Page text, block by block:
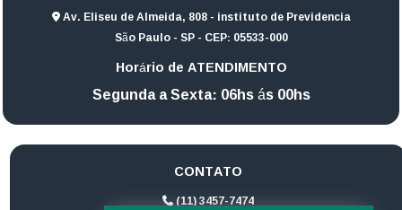
Av. Eliseu de Almeida, 808 - instituto de Previdencia
São Paulo - SP - CEP: 05533-000
Horário de ATENDIMENTO
Segunda a Sexta: 06hs ás 00hs
CONTATO
(11) 3457-7474